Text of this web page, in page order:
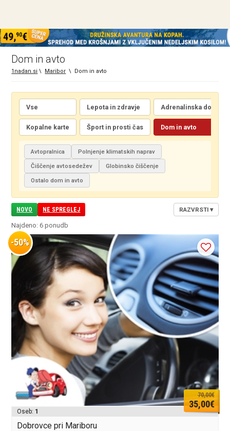
Dom in avto
1nadan.si \ Maribor \ Dom in avto
Vse
Kopalne karte
Lepota in zdravje
Šport in prosti čas
Adrenalinska
Dom in avto
Avtopralnica
Polnjenje klimatskih naprav
Čiščenje avtosedežev
Globinsko čiščenje
Ostalo dom in avto
NOVO NE SPREGLEJ RAZVRSTI▾
Najdeno: 6 ponudb
-50%
70,00€
35,00€
Oseb: 1
Dobrovce pri Mariboru